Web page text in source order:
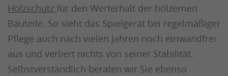
Holzschutz für den Werterhalt der hölzernen
Bauteile. So sieht das Spielgerät bei regelmäßiger
Pflege auch nach vielen Jahren noch einwandfrei
aus und verliert nichts von seiner Stabilität.
Selbstverständlich beraten wir Sie ebenso